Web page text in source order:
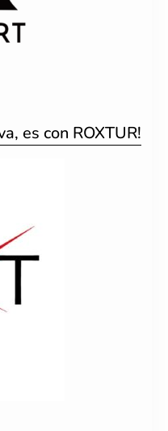
es con ROXTUR!